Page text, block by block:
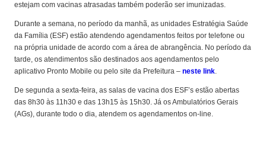
estejam com vacinas atrasadas também poderão ser imunizadas.
Durante a semana, no período da manhã, as unidades Estratégia Saúde
da Família (ESF) estão atendendo agendamentos feitos por telefone ou
na própria unidade de acordo com a área de abrangência. No período da
tarde, os atendimentos são destinados aos agendamentos pelo
aplicativo Pronto Mobile ou pelo site da Prefeitura –neste link.
De segunda a sexta-feira, as salas de vacina dos ESF’s estão abertas
das 8h30 às 11h30 e das 13h15 às 15h30. Já os Ambulatórios Gerais
(AGs), durante todo o dia, atendem os agendamentos on-line.